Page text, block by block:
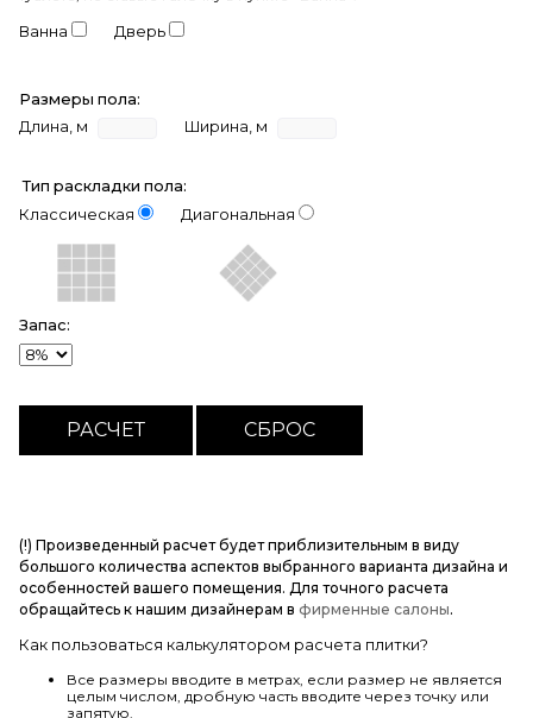
Ванна Дверь
Размеры пола:
Длина, м
Ширина, м
Тип раскладки пола:
Классическая
Диагональная
Запас:
(!) Произведенный расчет будет приблизительным в виду
большого количества аспектов выбранного варианта дизайна и
особенностей вашего помещения. Для точного расчета
обращайтесь к нашим дизайнерам в фирменные салоны.
Как пользоваться калькулятором расчета плитки?
Все размеры вводите в метрах, если размер не является
целым числом, дробную часть вводите через точку или
запятую.